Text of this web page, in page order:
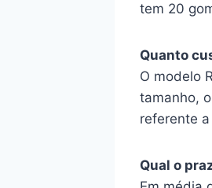
tem 20
Quanto
O modelo
tamanho,
referente
Qual o